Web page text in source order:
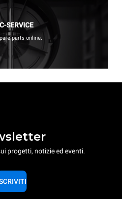
SERVICE
parts online.
progetti, notizie ed eventi.